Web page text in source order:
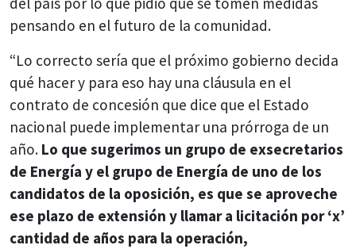
pensando en el futuro de la comunidad.
“Lo correcto sería que el próximo gobierno decida
qué hacer y para eso hay una cláusula en el
contrato de concesión que dice que el Estado
nacional puede implementar una prórroga de un
año. Lo que sugerimos un grupo de exsecretarios
de Energía y el grupo de Energía de uno de los
candidatos de la oposición, es que se aproveche
ese plazo de extensión y llamar a licitación por ‘x’
cantidad de años para la operación,